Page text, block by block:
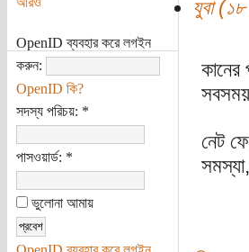
OpenID ব্যবহার করে লগইন
করুন:
OpenID কি?
সদস্য পরিচয়: *
পাসওয়ার্ড: *
ভুলোনা আমায়
যুবা
কানের
নেট